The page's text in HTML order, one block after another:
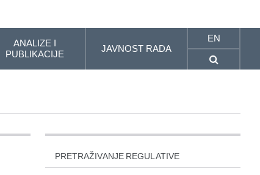
ANALIZE I
PUBLIKACIJE
JAVNOST RADA
EN
PRETRAŽIVANJE REGULATIVE